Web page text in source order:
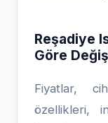
Reşadiye
Göre
Fiyatlar,
özellikleri,